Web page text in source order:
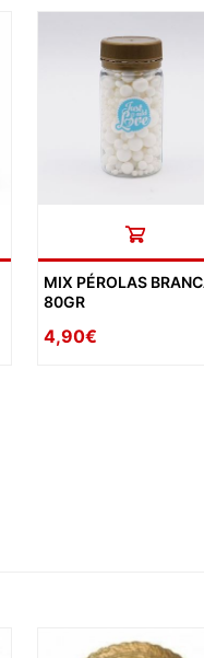
MIX PÉROLAS
80GR
4,90€